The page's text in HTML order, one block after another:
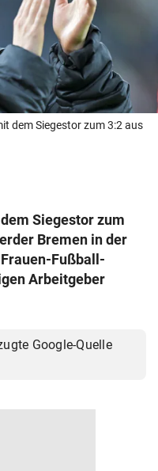
dem Siegestor zum 3:2 aus
Siegestor zum
Bremen in der
Fußball-
Arbeitgeber
Google-Quelle